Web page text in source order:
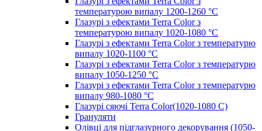
температурою випалу 1200-1260 °С
Глазурі з ефектами Terra Color з
температурою випалу 1020-1080 °С
Глазурі з ефектами Terra Color з температурю
випалу 1020-1100 °С
Глазурі з ефектами Terra Color з температурю
випалу 1050-1250 °С
Глазурі з ефектами Terra Color з температурю
випалу 980-1080 °С
Глазурі сяючі Terra Color(1020-1080 С)
Грануляти
Олівці для підглазурного декорування (1050-